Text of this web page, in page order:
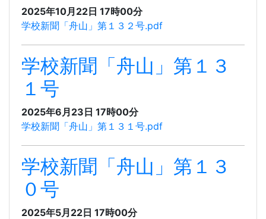
2025年10月22日 17時00分
学校新聞「舟山」第１３２号.pdf
学校新聞「舟山」第１３
１号
2025年6月23日 17時00分
学校新聞「舟山」第１３１号.pdf
学校新聞「舟山」第１３
０号
2025年5月22日 17時00分